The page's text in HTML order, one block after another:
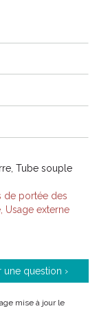
Tube souple
de portée des
Usage externe
une question ›
mise à jour le